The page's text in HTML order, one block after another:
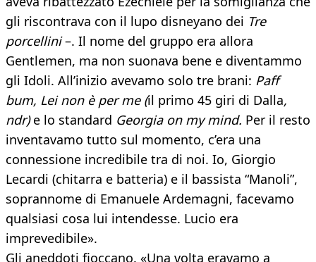
gli riscontrava con il lupo disneyano dei Tre
porcellini–. Il nome del gruppo era allora
Gentlemen, ma non suonava bene e diventammo
gli Idoli. All’inizio avevamo solo tre brani: Paff
bum, Lei non è per me (il primo 45 giri di Dalla,
ndr)e lo standard Georgia on my mind. Per il resto
inventavamo tutto sul momento, c’era una
connessione incredibile tra di noi. Io, Giorgio
Lecardi (chitarra e batteria) e il bassista “Manoli”,
soprannome di Emanuele Ardemagni, facevamo
qualsiasi cosa lui intendesse. Lucio era
imprevedibile».
Gli aneddoti fioccano. «Una volta eravamo a